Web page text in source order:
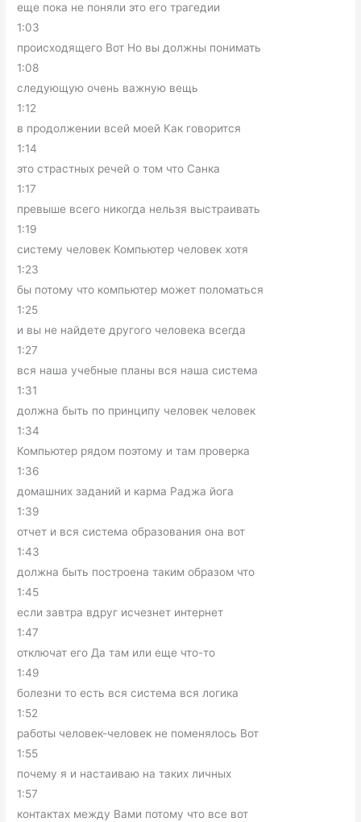
еще пока не поняли это его трагедии
1:03
происходящего Вот Но вы должны понимать
1:08
следующую очень важную вещь
1:12
в продолжении всей моей Как говорится
1:14
это страстных речей о том что Санка
1:17
превыше всего никогда нельзя выстраивать
1:19
систему человек Компьютер человек хотя
1:23
бы потому что компьютер может поломаться
1:25
и вы не найдете другого человека всегда
1:27
вся наша учебные планы вся наша система
1:31
должна быть по принципу человек человек
1:34
Компьютер рядом поэтому и там проверка
1:36
домашних заданий и карма Раджа йога
1:39
отчет и вся система образования она вот
1:43
должна быть построена таким образом что
1:45
если завтра вдруг исчезнет интернет
1:47
отключат его Да там или еще что-то
1:49
болезни то есть вся система вся логика
1:52
работы человек-человек не поменялось Вот
1:55
почему я и настаиваю на таких личных
1:57
контактах между Вами потому что все вот